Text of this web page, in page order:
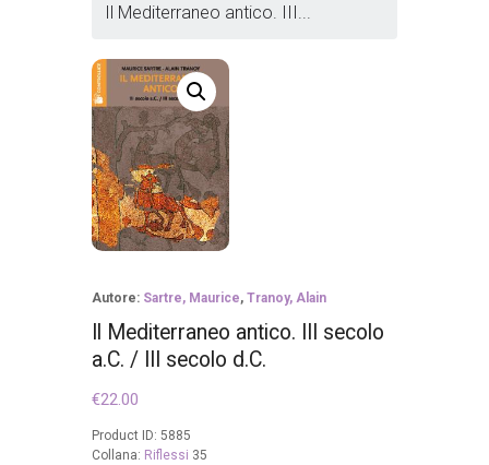
Il Mediterraneo antico. III...
Autore: Sartre, Maurice, Tranoy, Alain
Il Mediterraneo antico. III secolo
a.C. / III secolo d.C.
€22.00
Product ID: 5885
Collana: Riflessi 35